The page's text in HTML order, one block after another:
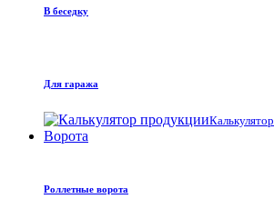
В беседку
Для гаража
Калькулятор
Ворота
Роллетные ворота